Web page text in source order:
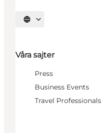
Välj språk
Våra sajter
Press
Business Events
Travel Professionals